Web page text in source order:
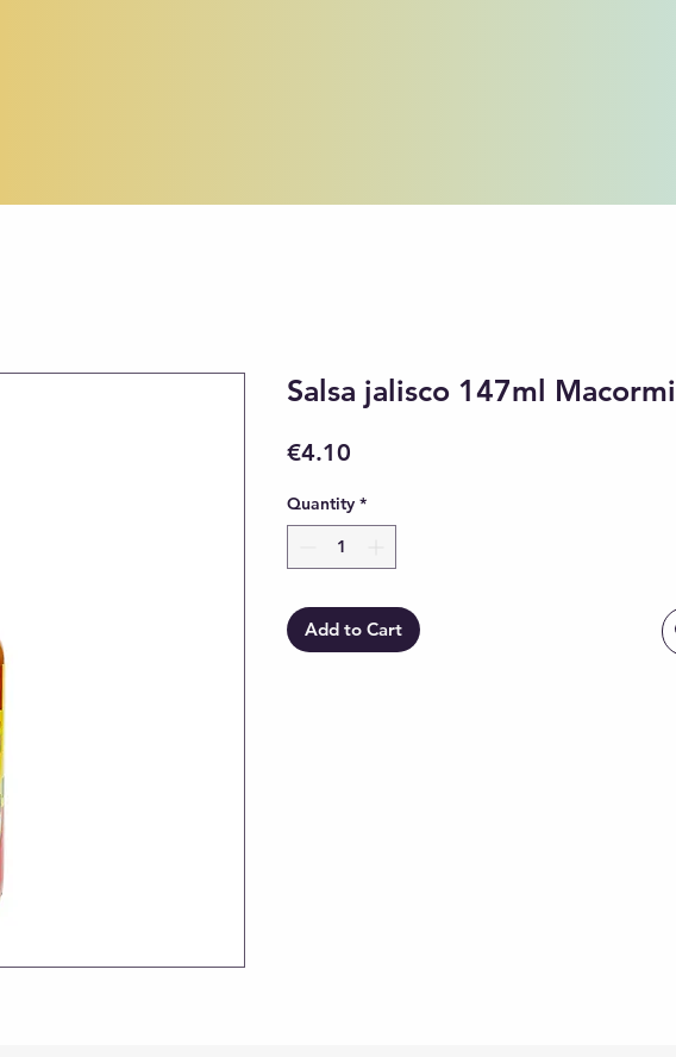
Salsa jalisco 147ml
€4.10
Quantity *
Add to Cart